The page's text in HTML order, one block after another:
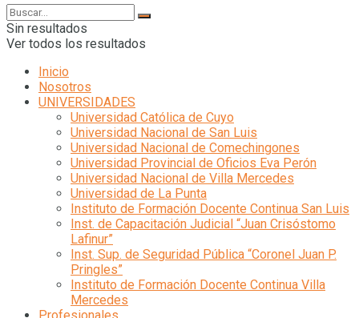
Sin resultados
Ver todos los resultados
Inicio
Nosotros
UNIVERSIDADES
Universidad Católica de Cuyo
Universidad Nacional de San Luis
Universidad Nacional de Comechingones
Universidad Provincial de Oficios Eva Perón
Universidad Nacional de Villa Mercedes
Universidad de La Punta
Instituto de Formación Docente Continua San Luis
Inst. de Capacitación Judicial “Juan Crisóstomo
Lafinur”
Inst. Sup. de Seguridad Pública “Coronel Juan P.
Pringles”
Instituto de Formación Docente Continua Villa
Mercedes